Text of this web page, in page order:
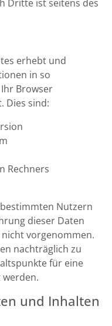
Dritte ist seitens des
erhebt und
in so
Browser
Dies sind:
Rechners
Nutzern
dieser Daten
vorgenommen.
nachträglich zu
für eine
und Inhalten